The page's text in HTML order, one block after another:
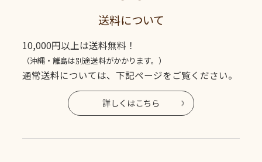
送料について
10,000円以上は送料無料！
（沖縄・離島は別途送料がかかります。）
通常送料については、下記ページをご覧ください。
詳しくはこちら